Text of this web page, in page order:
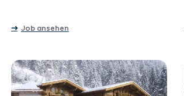
Job ansehen